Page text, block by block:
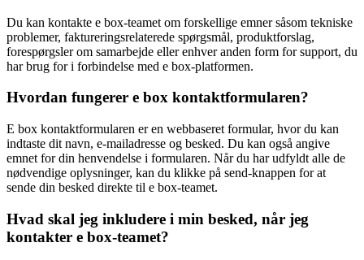
Du kan kontakte e box-teamet om forskellige emner såsom tekniske
problemer, faktureringsrelaterede spørgsmål, produktforslag,
forespørgsler om samarbejde eller enhver anden form for support, du
har brug for i forbindelse med e box-platformen.
Hvordan fungerer e box kontaktformularen?
E box kontaktformularen er en webbaseret formular, hvor du kan
indtaste dit navn, e-mailadresse og besked. Du kan også angive
emnet for din henvendelse i formularen. Når du har udfyldt alle de
nødvendige oplysninger, kan du klikke på send-knappen for at
sende din besked direkte til e box-teamet.
Hvad skal jeg inkludere i min besked, når jeg
kontakter e box-teamet?